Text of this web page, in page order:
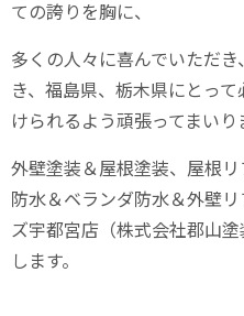
ての誇りを胸に、
多くの人々に喜んでいただ
き、福島県、栃木県にとっ
けられるよう頑張ってまいり
外壁塗装＆屋根塗装、屋根
防水＆ベランダ防水＆外壁
ズ宇都宮店（株式会社郡山
します。